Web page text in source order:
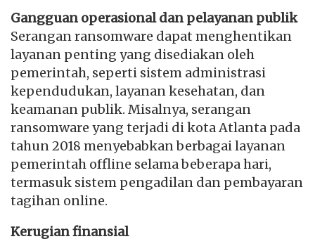
Gangguan operasional dan pelayanan publik
Serangan ransomware dapat menghentikan
layanan penting yang disediakan oleh
pemerintah, seperti sistem administrasi
kependudukan, layanan kesehatan, dan
keamanan publik. Misalnya, serangan
ransomware yang terjadi di kota Atlanta pada
tahun 2018 menyebabkan berbagai layanan
pemerintah offline selama beberapa hari,
termasuk sistem pengadilan dan pembayaran
tagihan online.
Kerugian finansial